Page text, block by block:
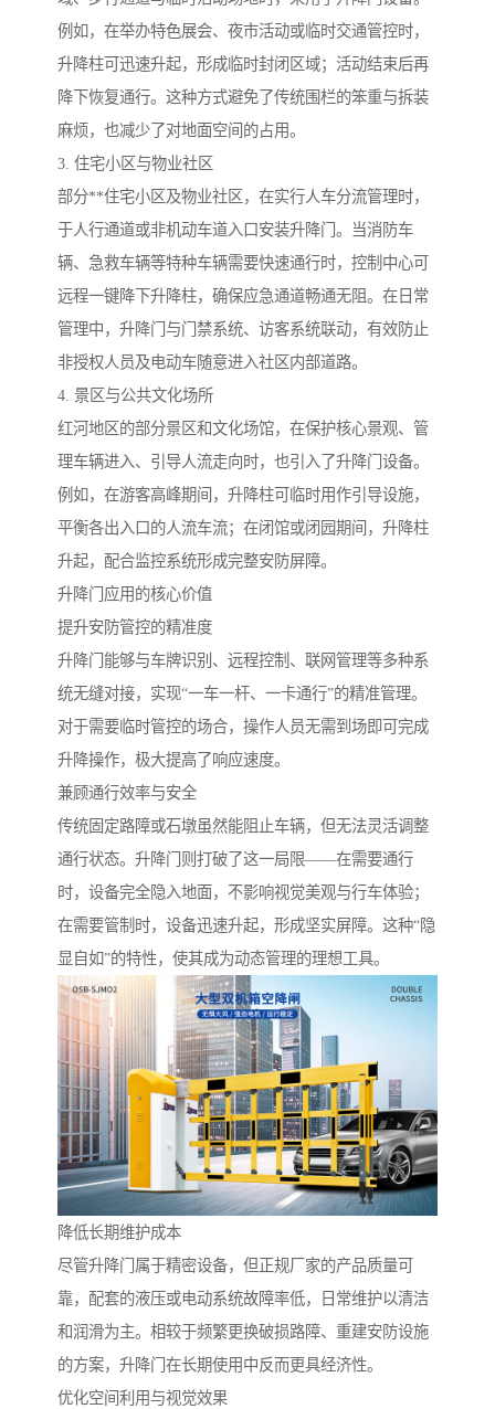
例如，在举办特色展会、夜市活动或临时交通管控时，
升降柱可迅速升起，形成临时封闭区域；活动结束后再
降下恢复通行。这种方式避免了传统围栏的笨重与拆装
麻烦，也减少了对地面空间的占用。
3. 住宅小区与物业社区
部分**住宅小区及物业社区，在实行人车分流管理时，
于人行通道或非机动车道入口安装升降门。当消防车
辆、急救车辆等特种车辆需要快速通行时，控制中心可
远程一键降下升降柱，确保应急通道畅通无阻。在日常
管理中，升降门与门禁系统、访客系统联动，有效防止
非授权人员及电动车随意进入社区内部道路。
4. 景区与公共文化场所
红河地区的部分景区和文化场馆，在保护核心景观、管
理车辆进入、引导人流走向时，也引入了升降门设备。
例如，在游客高峰期间，升降柱可临时用作引导设施，
平衡各出入口的人流车流；在闭馆或闭园期间，升降柱
升起，配合监控系统形成完整安防屏障。
升降门应用的核心价值
提升安防管控的精准度
升降门能够与车牌识别、远程控制、联网管理等多种系
统无缝对接，实现“一车一杆、一卡通行”的精准管理。
对于需要临时管控的场合，操作人员无需到场即可完成
升降操作，极大提高了响应速度。
兼顾通行效率与安全
传统固定路障或石墩虽然能阻止车辆，但无法灵活调整
通行状态。升降门则打破了这一局限——在需要通行
时，设备完全隐入地面，不影响视觉美观与行车体验；
在需要管制时，设备迅速升起，形成坚实屏障。这种“隐
显自如”的特性，使其成为动态管理的理想工具。
降低长期维护成本
尽管升降门属于精密设备，但正规厂家的产品质量可
靠，配套的液压或电动系统故障率低，日常维护以清洁
和润滑为主。相较于频繁更换破损路障、重建安防设施
的方案，升降门在长期使用中反而更具经济性。
优化空间利用与视觉效果